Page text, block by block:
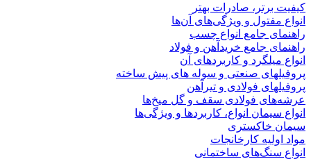
کیفیت برتر، صادرات بهتر
انواع مفتول و ویژگی‌های آن‌ها
راهنمای جامع انواع چسب
راهنمای جامع خریدآهن و فولاد
انواع میلگرد و کاربردهای آن
پروفیلهای صنعتی و سوله های پیش ساخته
پروفیلهای فولادی و تیرآهن
عرشه‌های فولادی سقف و گل میخ‌ها
انواع سیمان انواع، کاربردها و ویژگی‌ها
سیمان خاکستری
مواد اولیه کارخانجات
انواع سنگ‌های ساختمانی